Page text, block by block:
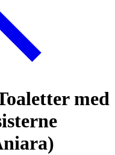
med